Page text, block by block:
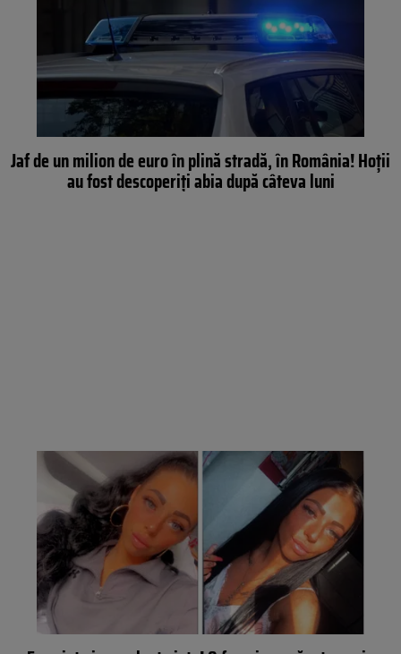
Jaf de un milion de euro în plină stradă, în România! Hoții
au fost descoperiți abia după câteva luni